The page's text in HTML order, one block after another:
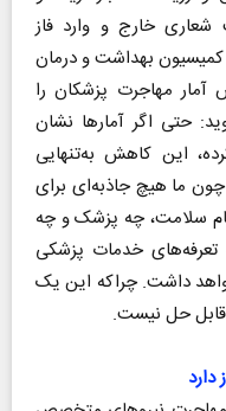
شعاری خارج و وارد فاز
بهداشت و درمان
مهاجرت پزشکان را
حتی اگر آمارها نشان
این کاهش به‌تنهایی
ما هیچ جاذبه‌ای برای
سلامت، چه پزشک و چه
تعرفه‌های خدمات پزشکی
داشت. چراکه این یک
قابل حل نیست.